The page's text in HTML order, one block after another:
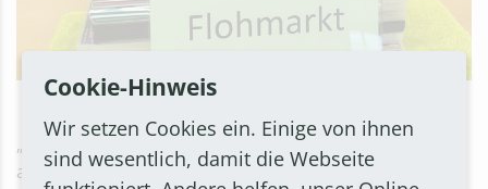
Flohmarkt in der Stadtbücherei Bornheim
„Wir haben die Ferien genutzt, viele CDs und DVDs
aussortiert und Platz für neue Medien gemacht,“ sagt
Cookie-Hinweis
Wir setzen Cookies ein. Einige von ihnen
sind wesentlich, damit die Webseite